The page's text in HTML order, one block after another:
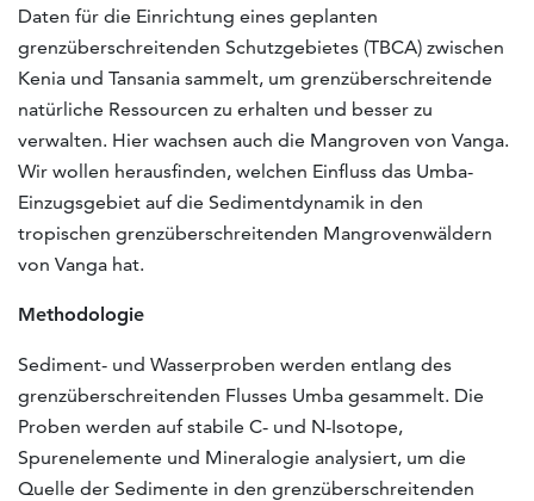
Daten für die Einrichtung eines geplanten
grenzüberschreitenden Schutzgebietes (TBCA) zwischen
Kenia und Tansania sammelt, um grenzüberschreitende
natürliche Ressourcen zu erhalten und besser zu
verwalten. Hier wachsen auch die Mangroven von Vanga.
Wir wollen herausfinden, welchen Einfluss das Umba-
Einzugsgebiet auf die Sedimentdynamik in den
tropischen grenzüberschreitenden Mangrovenwäldern
von Vanga hat.
Methodologie
Sediment- und Wasserproben werden entlang des
grenzüberschreitenden Flusses Umba gesammelt. Die
Proben werden auf stabile C- und N-Isotope,
Spurenelemente und Mineralogie analysiert, um die
Quelle der Sedimente in den grenzüberschreitenden